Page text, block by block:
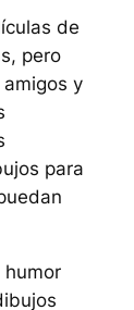
de
pero
y
para